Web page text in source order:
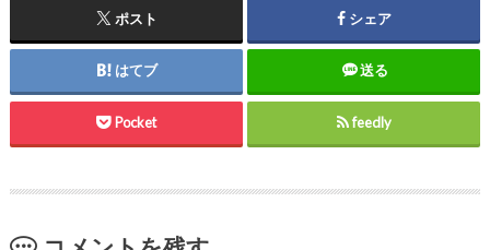
ポスト シェア
はてブ 送る
Pocket feedly